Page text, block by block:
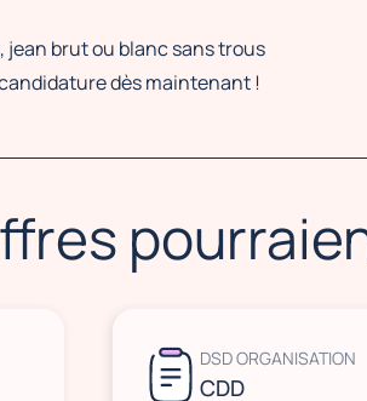
jean brut ou blanc sans trous
dès maintenant !
DSD ORGANISATION
CDD